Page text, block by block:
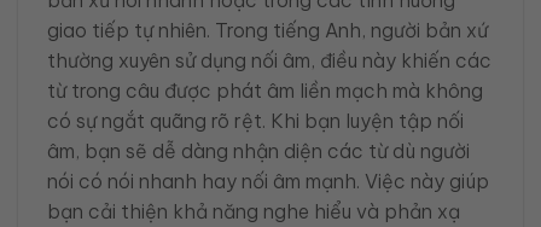
giao tiếp tự nhiên. Trong tiếng Anh, người bản xứ
thường xuyên sử dụng nối âm, điều này khiến các
từ trong câu được phát âm liền mạch mà không
có sự ngắt quãng rõ rệt. Khi bạn luyện tập nối
âm, bạn sẽ dễ dàng nhận diện các từ dù người
nói có nói nhanh hay nối âm mạnh. Việc này giúp
bạn cải thiện khả năng nghe hiểu và phản xạ